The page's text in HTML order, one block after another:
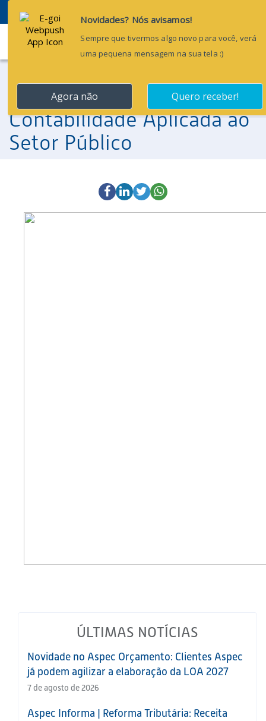
Menu
1º Simpósio Paraense de
Contabilidade Aplicada ao
Setor Público
ÚLTIMAS NOTÍCIAS
Novidade no Aspec Orçamento: Clientes Aspec
já podem agilizar a elaboração da LOA 2027
7 de agosto de 2026
Aspec Informa | Reforma Tributária: Receita